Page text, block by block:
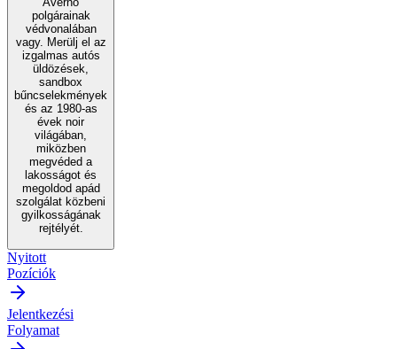
polgárainak
védvonalában
vagy. Merülj el az
izgalmas autós
üldözések,
sandbox
bűncselekmények
és az 1980-as
évek noir
világában,
miközben
megvéded a
lakosságot és
megoldod apád
szolgálat közbeni
gyilkosságának
rejtélyét.
Nyitott
Pozíciók
Jelentkezési
Folyamat